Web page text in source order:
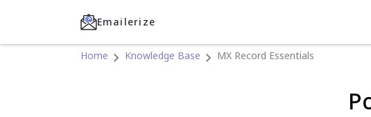
Emailerize
Home Knowledge Base MX Record Essentials